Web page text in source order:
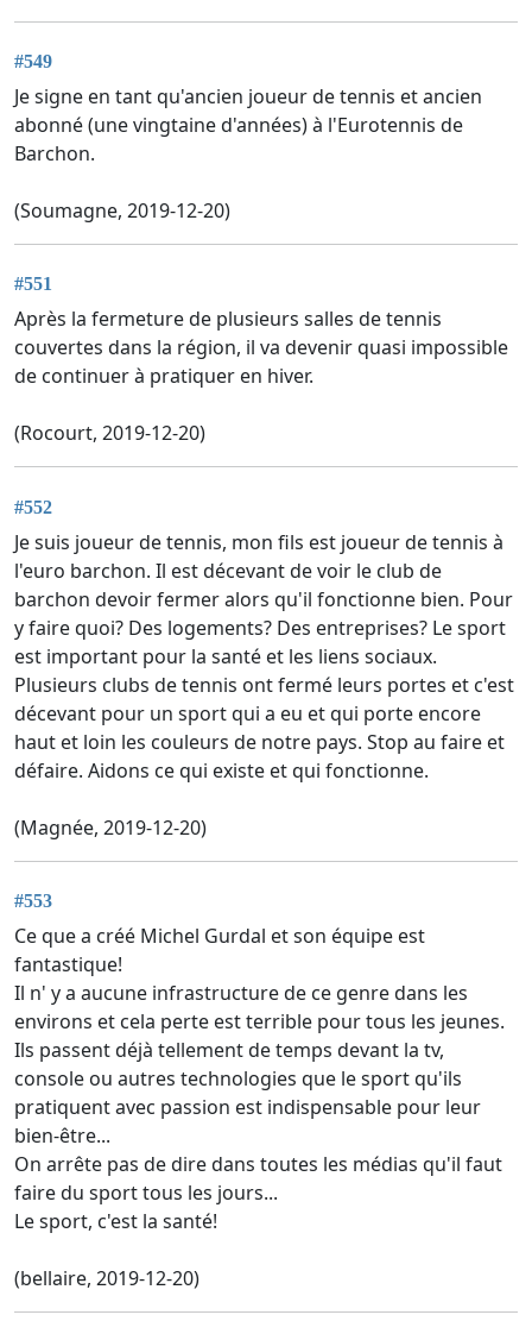
#549
Je signe en tant qu'ancien joueur de tennis et ancien
abonné (une vingtaine d'années) à l'Eurotennis de
Barchon.
(Soumagne, 2019-12-20)
#551
Après la fermeture de plusieurs salles de tennis
couvertes dans la région, il va devenir quasi impossible
de continuer à pratiquer en hiver.
(Rocourt, 2019-12-20)
#552
Je suis joueur de tennis, mon fils est joueur de tennis à
l'euro barchon. Il est décevant de voir le club de
barchon devoir fermer alors qu'il fonctionne bien. Pour
y faire quoi? Des logements? Des entreprises? Le sport
est important pour la santé et les liens sociaux.
Plusieurs clubs de tennis ont fermé leurs portes et c'est
décevant pour un sport qui a eu et qui porte encore
haut et loin les couleurs de notre pays. Stop au faire et
défaire. Aidons ce qui existe et qui fonctionne.
(Magnée, 2019-12-20)
#553
Ce que a créé Michel Gurdal et son équipe est
fantastique!
Il n' y a aucune infrastructure de ce genre dans les
environs et cela perte est terrible pour tous les jeunes.
Ils passent déjà tellement de temps devant la tv,
console ou autres technologies que le sport qu'ils
pratiquent avec passion est indispensable pour leur
bien-être...
On arrête pas de dire dans toutes les médias qu'il faut
faire du sport tous les jours...
Le sport, c'est la santé!
(bellaire, 2019-12-20)